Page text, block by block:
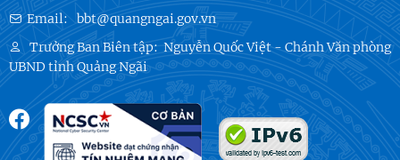
Email: bbt@quangngai.gov.vn
Trưởng Ban Biên tập:Nguyễn Quốc Việt - Chánh Văn phòng
UBND tỉnh Quảng Ngãi